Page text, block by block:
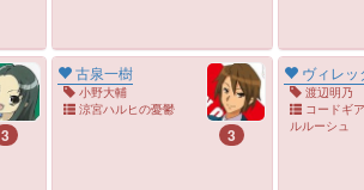
3
古泉一樹
小野大輔
涼宮ハルヒの憂鬱
3
ヴィレッ
渡辺明乃
コードギ
ルルーシュ